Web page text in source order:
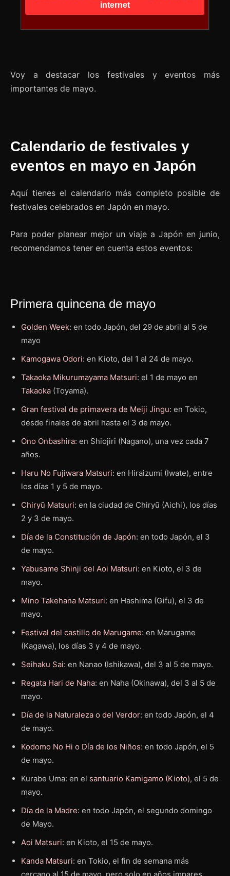
internet
Voy a destacar los festivales y eventos más
importantes de mayo.
Calendario de festivales y
eventos en mayo en Japón
Aquí tienes el calendario más completo posible de
festivales celebrados en Japón en mayo.
Para poder planear mejor un viaje a Japón en junio,
recomendamos tener en cuenta estos eventos:
Primera quincena de mayo
Golden Week: en todo Japón, del 29 de abril al 5 de
mayo
Kamogawa Odori: en Kioto, del 1 al 24 de mayo.
Takaoka Mikurumayama Matsuri: el 1 de mayo en
Takaoka (Toyama).
Gran festival de primavera de Meiji Jingu: en Tokio,
desde finales de abril hasta el 3 de mayo.
Ono Onbashira: en Shiojiri (Nagano), una vez cada 7
años.
Haru No Fujiwara Matsuri: en Hiraizumi (Iwate), entre
los días 1 y 5 de mayo.
Chiryū Matsuri: en la ciudad de Chiryū (Aichi), los días
2 y 3 de mayo.
Día de la Constitución de Japón: en todo Japón, el 3
de mayo.
Yabusame Shinji del Aoi Matsuri: en Kioto, el 3 de
mayo.
Mino Takehana Matsuri: en Hashima (Gifu), el 3 de
mayo.
Festival del castillo de Marugame: en Marugame
(Kagawa), los días 3 y 4 de mayo.
Seihaku Sai: en Nanao (Ishikawa), del 3 al 5 de mayo.
Regata Hari de Naha: en Naha (Okinawa), del 3 al 5 de
mayo.
Día de la Naturaleza o del Verdor: en todo Japón, el 4
de mayo.
Kodomo No Hi o Día de los Niños: en todo Japón, el 5
de mayo.
Kurabe Uma: en el santuario Kamigamo (Kioto), el 5 de
mayo.
Día de la Madre: en todo Japón, el segundo domingo
de Mayo.
Aoi Matsuri: en Kioto, el 15 de mayo.
Kanda Matsuri: en Tokio, el fin de semana más